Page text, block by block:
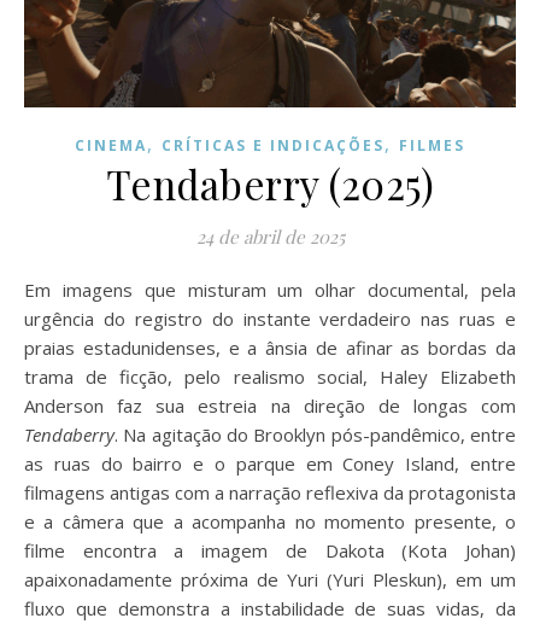
CINEMA, CRÍTICAS E INDICAÇÕES, FILMES
Tendaberry (2025)
24 de abril de 2025
Em imagens que misturam um olhar documental, pela
urgência do registro do instante verdadeiro nas ruas e
praias estadunidenses, e a ânsia de afinar as bordas da
trama de ficção, pelo realismo social, Haley Elizabeth
Anderson faz sua estreia na direção de longas com
Tendaberry. Na agitação do Brooklyn pós-pandêmico, entre
as ruas do bairro e o parque em Coney Island, entre
filmagens antigas com a narração reflexiva da protagonista
e a câmera que a acompanha no momento presente, o
filme encontra a imagem de Dakota (Kota Johan)
apaixonadamente próxima de Yuri (Yuri Pleskun), em um
fluxo que demonstra a instabilidade de suas vidas, da